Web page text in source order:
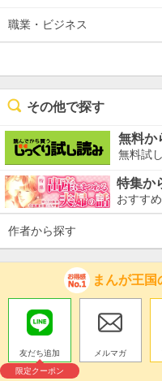
職業・ビジネス
その他で探す
無料か
無料試
特集か
おすす
作者から探す
まんが王国
友だち追加
限定クーポン
メルマガ